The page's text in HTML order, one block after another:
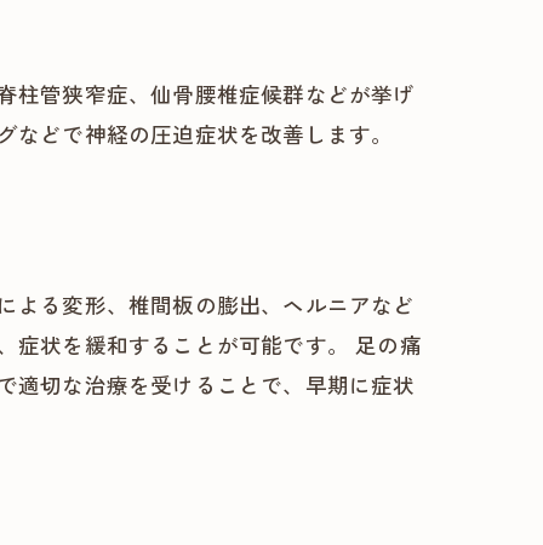
柱管狭窄症、仙骨腰椎症候群などが挙げ
どで神経の圧迫症状を改善します。
よる変形、椎間板の膨出、ヘルニアなど
症状を緩和することが可能です。 足の痛
適切な治療を受けることで、早期に症状